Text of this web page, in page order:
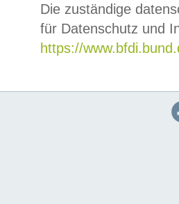
Die zuständige
für Datenschutz und
https://